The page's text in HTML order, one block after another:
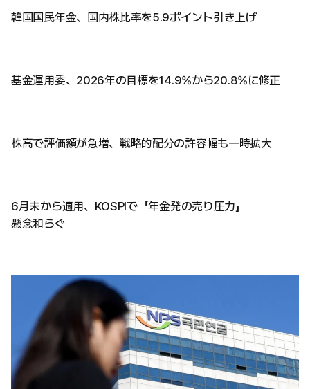
韓国国民年金、国内株比率を5.9ポイント引き上げ
基金運用委、2026年の目標を14.9%から20.8%に修正
株高で評価額が急増、戦略的配分の許容幅も一時拡大
6月末から適用、KOSPIで「年金発の売り圧力」
懸念和らぐ